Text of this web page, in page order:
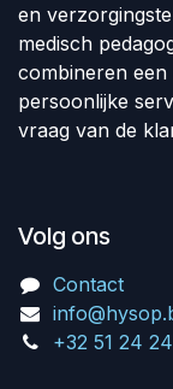
en
medisch
combineren een
persoonlijke
vraag van de
Volg ons
Contact
+32 51 24